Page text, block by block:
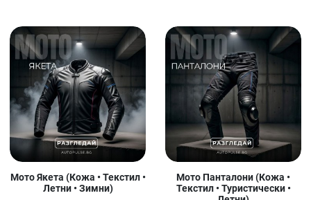
Мото Якета (Кожа • Текстил •
Летни • Зимни)
Мото Панталони (Кожа •
Текстил • Туристически •